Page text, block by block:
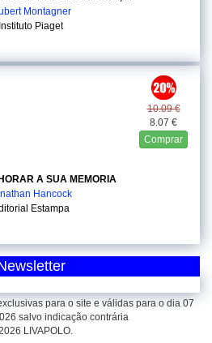
Montagner
Instituto Piaget
10.09 €
8.07 €
Comprar
A SUA MEMORIA
Hancock
Estampa
para o site e válidas para o dia 07
salvo indicação contrária
LIVAPOLO.